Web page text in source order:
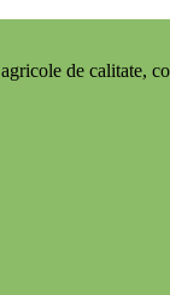
de calitate,